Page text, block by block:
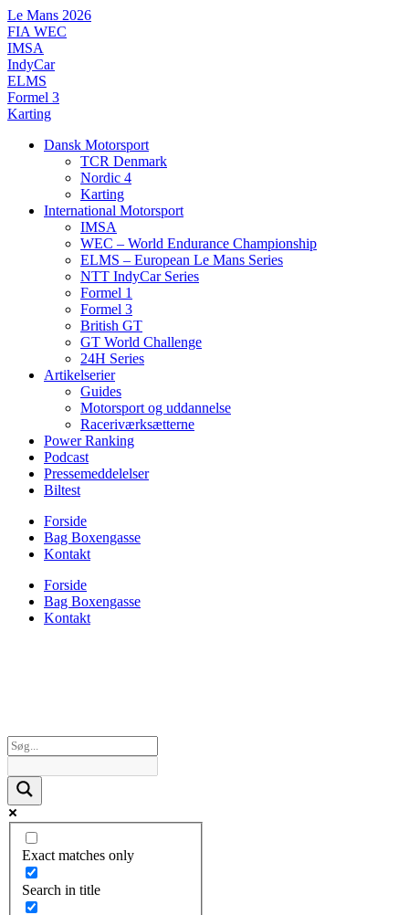
Videre
til
indhold
Le Mans 2026
FIA WEC
IMSA
IndyCar
ELMS
Formel 3
Karting
Dansk Motorsport
TCR Denmark
Nordic 4
Karting
International Motorsport
IMSA
WEC – World Endurance Championship
ELMS – European Le Mans Series
NTT IndyCar Series
Formel 1
Formel 3
British GT
GT World Challenge
24H Series
Artikelserier
Guides
Motorsport og uddannelse
Raceriværksætterne
Power Ranking
Podcast
Pressemeddelelser
Biltest
Forside
Bag Boxengasse
Kontakt
Forside
Bag Boxengasse
Kontakt
Exact matches only
Search in title